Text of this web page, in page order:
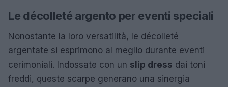
Le décolleté argento per eventi speciali
Nonostante la loro versatilità, le décolleté
argentate si esprimono al meglio durante eventi
cerimoniali. Indossate con un slip dress dai toni
freddi, queste scarpe generano una sinergia